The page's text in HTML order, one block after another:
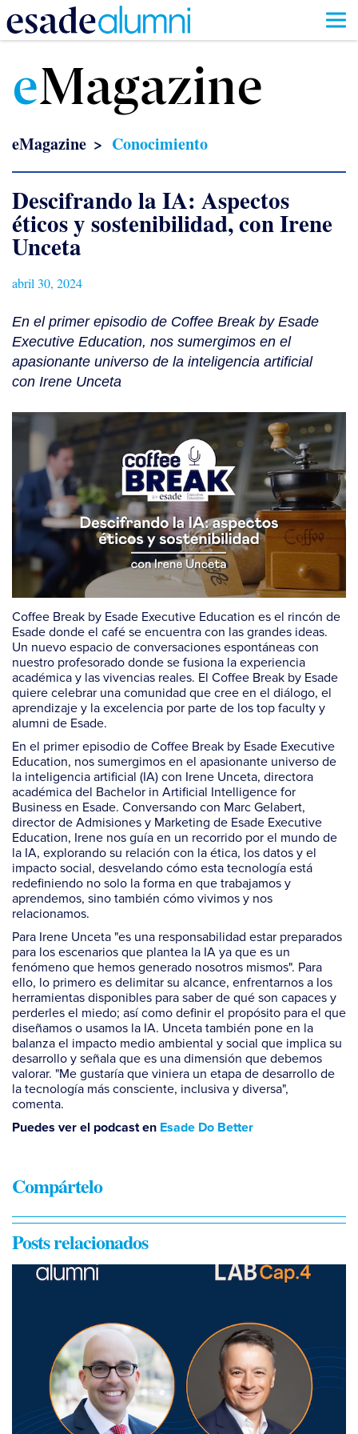
contenido
principal
eMagazine
eMagazine Conocimiento
Descifrando la IA: Aspectos
éticos y sostenibilidad, con Irene
Unceta
abril 30, 2024
En el primer episodio de Coffee Break by Esade
Executive Education, nos sumergimos en el
apasionante universo de la inteligencia artificial
con Irene Unceta
Coffee Break by Esade Executive Education es el rincón de
Esade donde el café se encuentra con las grandes ideas.
Un nuevo espacio de conversaciones espontáneas con
nuestro profesorado donde se fusiona la experiencia
académica y las vivencias reales. El Coffee Break by Esade
quiere celebrar una comunidad que cree en el diálogo, el
aprendizaje y la excelencia por parte de los top faculty y
alumni de Esade.
En el primer episodio de Coffee Break by Esade Executive
Education, nos sumergimos en el apasionante universo de
la inteligencia artificial (IA) con Irene Unceta, directora
académica del Bachelor in Artificial Intelligence for
Business en Esade. Conversando con Marc Gelabert,
director de Admisiones y Marketing de Esade Executive
Education, Irene nos guía en un recorrido por el mundo de
la IA, explorando su relación con la ética, los datos y el
impacto social, desvelando cómo esta tecnología está
redefiniendo no solo la forma en que trabajamos y
aprendemos, sino también cómo vivimos y nos
relacionamos.
Para Irene Unceta "es una responsabilidad estar preparados
para los escenarios que plantea la IA ya que es un
fenómeno que hemos generado nosotros mismos". Para
ello, lo primero es delimitar su alcance, enfrentarnos a los
herramientas disponibles para saber de qué son capaces y
perderles el miedo; así como definir el propósito para el que
diseñamos o usamos la IA. Unceta también pone en la
balanza el impacto medio ambiental y social que implica su
desarrollo y señala que es una dimensión que debemos
valorar. "Me gustaría que viniera un etapa de desarrollo de
la tecnología más consciente, inclusiva y diversa",
comenta.
Puedes ver el podcast en Esade Do Better
Compártelo
Posts relacionados